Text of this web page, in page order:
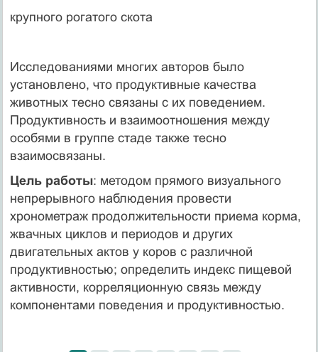
крупного рогатого скота
Исследованиями многих авторов было
установлено, что продуктивные качества
животных тесно связаны с их поведением.
Продуктивность и взаимоотношения между
особями в группе стаде также тесно
взаимосвязаны.
Цель работы: методом прямого визуального
непрерывного наблюдения провести
хронометраж продолжительности приема корма,
жвачных циклов и периодов и других
двигательных актов у коров с различной
продуктивностью; определить индекс пищевой
активности, корреляционную связь между
компонентами поведения и продуктивностью.